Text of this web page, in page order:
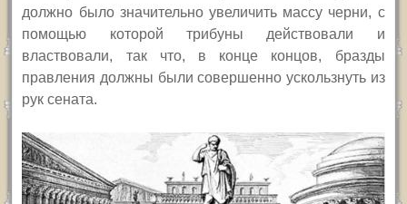
должно было значительно увеличить массу черни, с
помощью которой трибуны действовали и
властвовали, так что, в конце концов, бразды
правления должны были совершенно ускользнуть из
рук сената.